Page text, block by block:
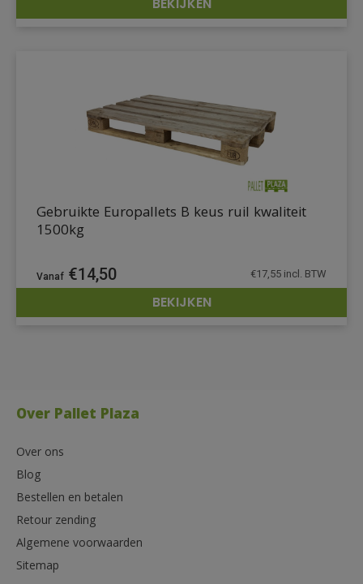
DETAILS
DETAILS
Gebruikte Europallets B keus ruil kwaliteit
1500kg
€14,50 €17,55 incl. BTW
BEKIJKEN
Over Pallet Plaza
Over ons
Blog
Bestellen en betalen
Retour zending
Algemene voorwaarden
Sitemap